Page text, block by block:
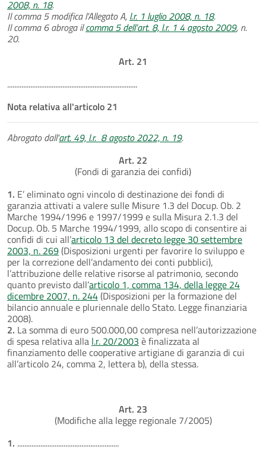
2008, n. 18.
Il comma 5 modifica l'Allegato A, l.r. 1 luglio 2008, n. 18.
Il comma 6 abroga ilcomma 5 dell’art. 8, l.r. 1 4 agosto 2009, n.
20.
Art. 21
.........................................................................
Nota relativa all'articolo 21
Abrogato dall'art. 49, l.r. 8 agosto 2022, n. 19.
Art. 22
(Fondi di garanzia dei confidi)
1. E’ eliminato ogni vincolo di destinazione dei fondi di
garanzia attivati a valere sulle Misure 1.3 del Docup. Ob. 2
Marche 1994/1996 e 1997/1999 e sulla Misura 2.1.3 del
Docup. Ob. 5 Marche 1994/1999, allo scopo di consentire ai
confidi di cui all’articolo 13 del decreto legge 30 settembre
2003, n. 269(Disposizioni urgenti per favorire lo sviluppo e
per la correzione dell’andamento dei conti pubblici),
l’attribuzione delle relative risorse al patrimonio, secondo
quanto previsto dall’articolo 1, comma 134, della legge 24
dicembre 2007, n. 244(Disposizioni per la formazione del
bilancio annuale e pluriennale dello Stato. Legge finanziaria
2008).
2. La somma di euro 500.000,00 compresa nell’autorizzazione
di spesa relativa alla l.r. 20/2003 è finalizzata al
finanziamento delle cooperative artigiane di garanzia di cui
all’articolo 24, comma 2, lettera b), della stessa.
Art. 23
(Modifiche alla legge regionale 7/2005)
1. .........................................................